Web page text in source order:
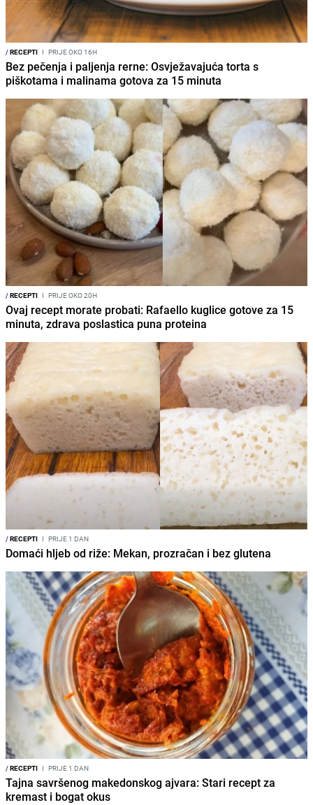
/RECEPTI I PRIJE OKO 16H
Bez pečenja i paljenja rerne: Osvježavajuća torta s
piškotama i malinama gotova za 15 minuta
/RECEPTI I PRIJE OKO 20H
Ovaj recept morate probati: Rafaello kuglice gotove za 15
minuta, zdrava poslastica puna proteina
/RECEPTI I PRIJE 1 DAN
Domaći hljeb od riže: Mekan, prozračan i bez glutena
/RECEPTI I PRIJE 1 DAN
Tajna savršenog makedonskog ajvara: Stari recept za
kremast i bogat okus